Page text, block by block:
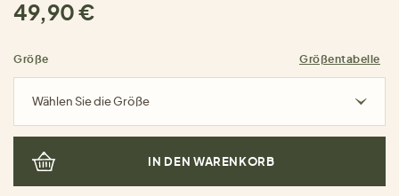
49,90 €
Größe Größentabelle
Wählen Sie die Größe
IN DEN WARENKORB